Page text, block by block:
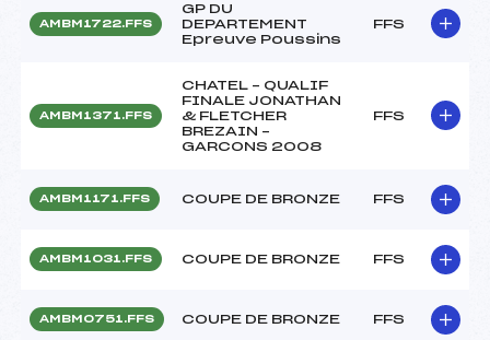
AMBM1722.FFS
GP DU
DEPARTEMENT
Epreuve Poussins
FFS
AMBM1371.FFS
CHATEL – QUALIF
FINALE JONATHAN
& FLETCHER
BREZAIN –
GARCONS 2008
FFS
AMBM1171.FFS COUPE DE BRONZE FFS
AMBM1031.FFS COUPE DE BRONZE FFS
AMBM0751.FFS COUPE DE BRONZE FFS